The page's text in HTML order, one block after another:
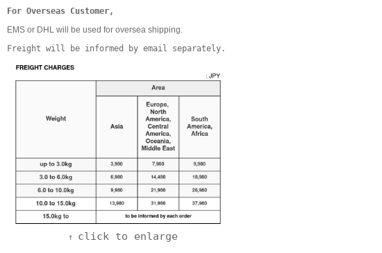
For Overseas Customer,
EMS or DHL will be used for oversea shipping.
Freight will be informed by email separately.
↑ click to enlarge